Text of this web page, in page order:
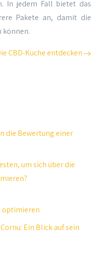
In jedem Fall bietet das
Pakete an, damit die
können.
CBD-Küche entdecken
die Bewertung einer
um sich über die
Ein Blick auf sein